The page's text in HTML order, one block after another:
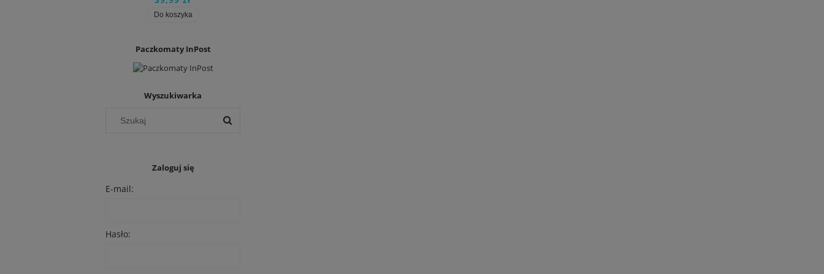
Do koszyka
Paczkomaty InPost
Wyszukiwarka
Zaloguj się
E-mail:
Hasło: